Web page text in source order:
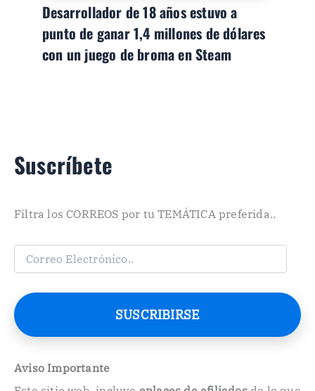
Desarrollador de 18 años estuvo a
punto de ganar 1,4 millones de dólares
con un juego de broma en Steam
Suscríbete
Filtra los CORREOS por tu TEMÁTICA preferida..
C
e
o
e
SUSCRIBIRSE
Aviso Importante